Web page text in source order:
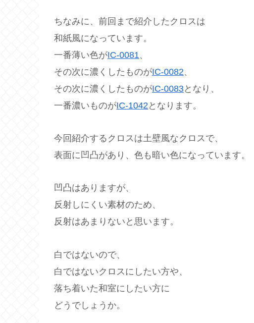
ちなみに、前回まで紹介したクロスは
和紙風になっています。
一番薄い色がIC-0081、
その次に濃くしたものがIC-0082、
その次に濃くしたものがIC-0083となり、
一番濃いものがIC-1042 となります。
今回紹介するクロスは土壁風なクロスで、
表面に凹凸があり、色も暗い色になっています。
凹凸はありますが、
反射しにくい素材のため、
反射はあまりないと思います。
白ではないので、
白ではないクロスにしたい方や、
落ち着いた和室にしたい方に
どうでしょうか。